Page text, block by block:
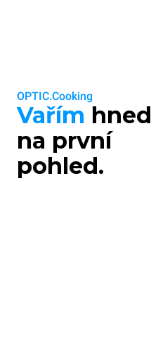
OPTIC.Cooking
Vařím hned
na první
pohled.